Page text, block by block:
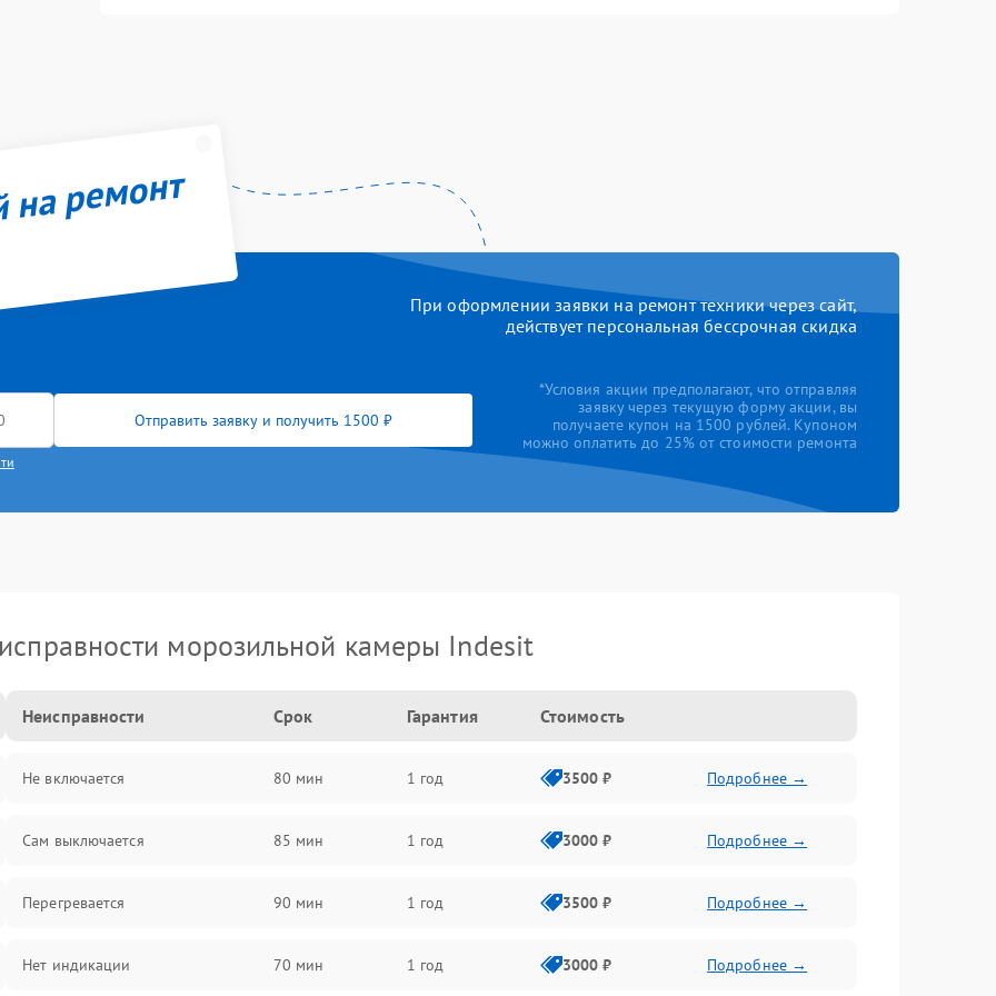
ремонт
При оформлении заявки на ремонт техники через сайт,
действует персональная бессрочная скидка
Отправить заявку и получить 1500 ₽
*Условия акции предполагают, что отправляя
заявку через текущую форму акции, вы
получаете купон на 1500 рублей. Купоном
можно оплатить до 25% от стоимости ремонта
морозильной камеры Indesit
Неисправности Срок Гарантия Стоимость
Не включается 80 мин 1 год 3500 ₽ Подробнее →
Сам выключается 85 мин 1 год 3000 ₽ Подробнее →
Перегревается 90 мин 1 год 3500 ₽ Подробнее →
Нет индикации 70 мин 1 год 3000 ₽ Подробнее →